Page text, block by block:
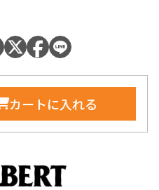
カートに入れる